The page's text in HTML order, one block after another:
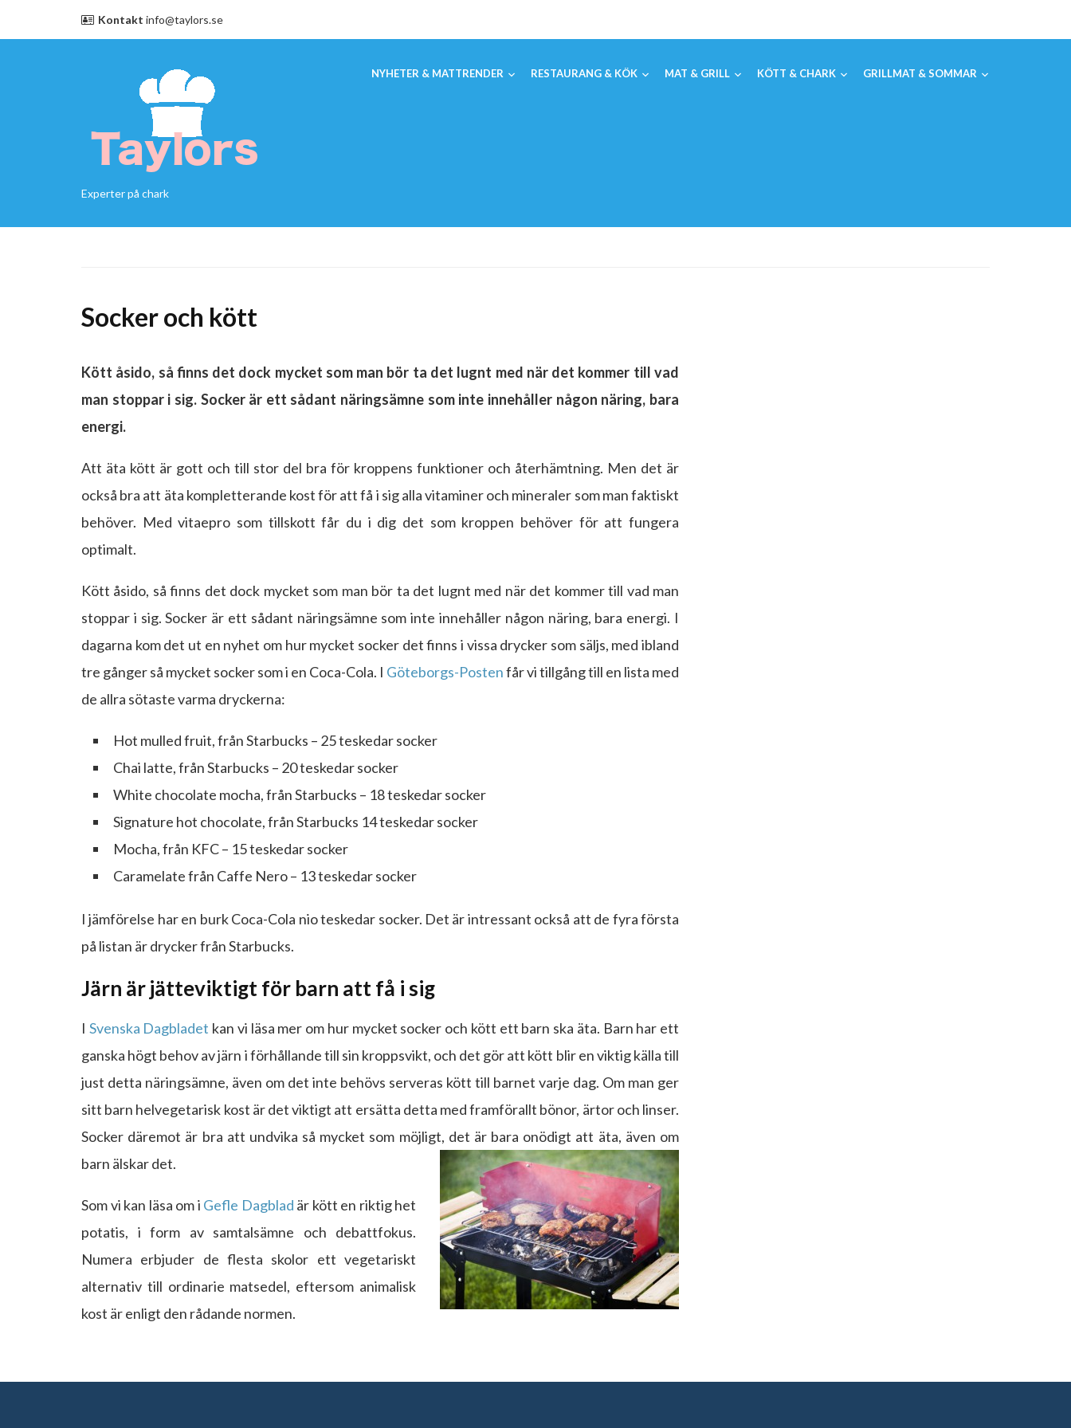
Kontakt info@taylors.se
Experter på chark
NYHETER & MATTRENDER RESTAURANG & KÖK MAT & GRILL KÖTT & CHARK GRILLMAT & SOMMAR
Socker och kött
Kött åsido, så finns det dock mycket som man bör ta det lugnt med när det kommer till vad
man stoppar i sig. Socker är ett sådant näringsämne som inte innehåller någon näring, bara
energi.
Att äta kött är gott och till stor del bra för kroppens funktioner och återhämtning. Men det är
också bra att äta kompletterande kost för att få i sig alla vitaminer och mineraler som man faktiskt
behöver. Med vitaepro som tillskott får du i dig det som kroppen behöver för att fungera
optimalt.
Kött åsido, så finns det dock mycket som man bör ta det lugnt med när det kommer till vad man
stoppar i sig. Socker är ett sådant näringsämne som inte innehåller någon näring, bara energi. I
dagarna kom det ut en nyhet om hur mycket socker det finns i vissa drycker som säljs, med ibland
tre gånger så mycket socker som i en Coca-Cola. I Göteborgs-Postenfår vi tillgång till en lista med
de allra sötaste varma dryckerna:
Hot mulled fruit, från Starbucks – 25 teskedar socker
Chai latte, från Starbucks – 20 teskedar socker
White chocolate mocha, från Starbucks – 18 teskedar socker
Signature hot chocolate, från Starbucks 14 teskedar socker
Mocha, från KFC – 15 teskedar socker
Caramelate från Caffe Nero – 13 teskedar socker
I jämförelse har en burk Coca-Cola nio teskedar socker. Det är intressant också att de fyra första
på listan är drycker från Starbucks.
Järn är jätteviktigt för barn att få i sig
I Svenska Dagbladet kan vi läsa mer om hur mycket socker och kött ett barn ska äta. Barn har ett
ganska högt behov av järn i förhållande till sin kroppsvikt, och det gör att kött blir en viktig källa till
just detta näringsämne, även om det inte behövs serveras kött till barnet varje dag. Om man ger
sitt barn helvegetarisk kost är det viktigt att ersätta detta med framförallt bönor, ärtor och linser.
Socker däremot är bra att undvika så mycket som möjligt, det är bara onödigt att äta, även om
barn älskar det.
Som vi kan läsa om i Gefle Dagblad är kött en riktig het
potatis, i form av samtalsämne och debattfokus.
Numera erbjuder de flesta skolor ett vegetariskt
alternativ till ordinarie matsedel, eftersom animalisk
kost är enligt den rådande normen.